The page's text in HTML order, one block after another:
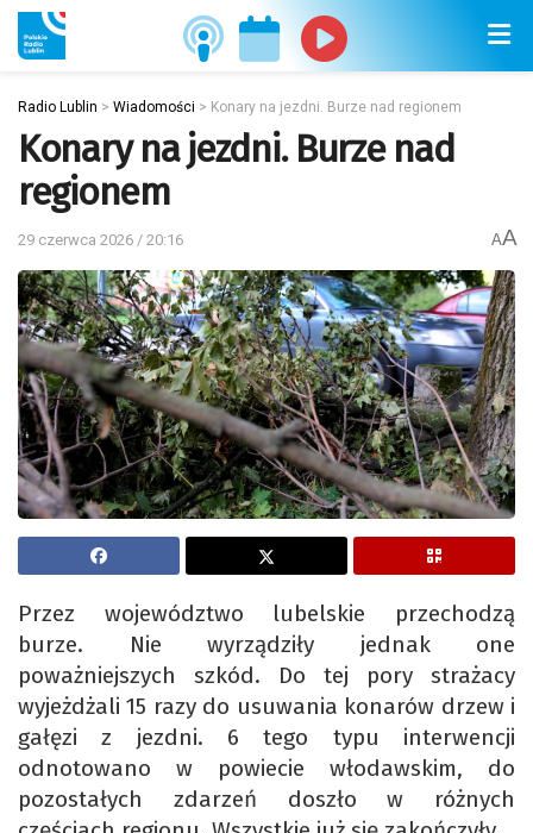
Radio Lublin > Wiadomości > Konary na jezdni. Burze nad regionem
Konary na jezdni. Burze nad
regionem
29 czerwca 2026 / 20:16 AA
Przez województwo lubelskie przechodzą
burze. Nie wyrządziły jednak one
poważniejszych szkód. Do tej pory strażacy
wyjeżdżali 15 razy do usuwania konarów drzew i
gałęzi z jezdni. 6 tego typu interwencji
odnotowano w powiecie włodawskim, do
pozostałych zdarzeń doszło w różnych